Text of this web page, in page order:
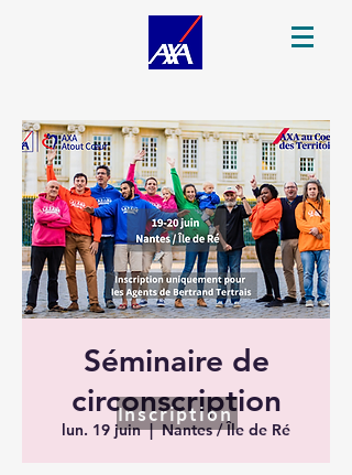
Séminaire de
circonscription
lun. 19 juin
  |
Nantes / Île de Ré
Inscription